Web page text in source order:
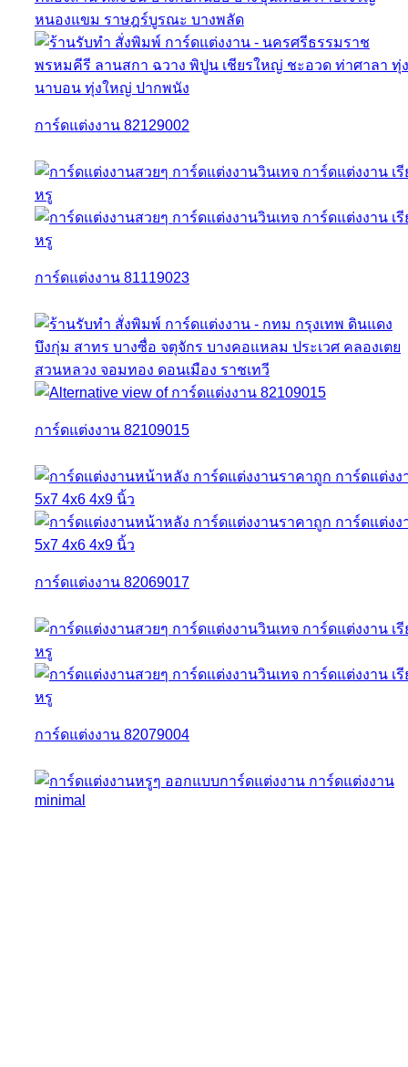
การ์ดแต่งงาน 82129002
การ์ดแต่งงาน 81119023
การ์ดแต่งงาน 82109015
การ์ดแต่งงาน 82069017
การ์ดแต่งงาน 82079004